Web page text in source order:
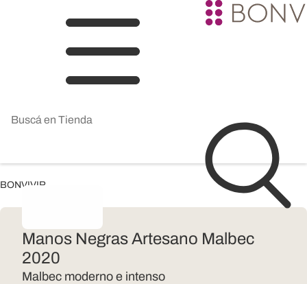
BONVIVIR
Manos Negras Artesano Malbec
2020
Malbec moderno e intenso